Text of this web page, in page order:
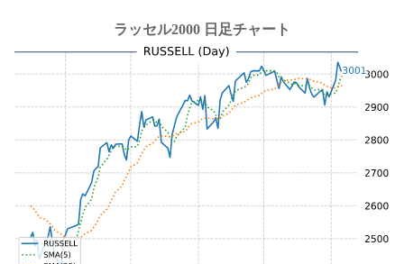
ラッセル2000 日足チャート